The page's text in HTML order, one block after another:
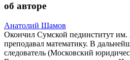
об авторе
Анатолий Шамов
Окончил Сумской пединститут
преподавал математику. В
следователь (Московский